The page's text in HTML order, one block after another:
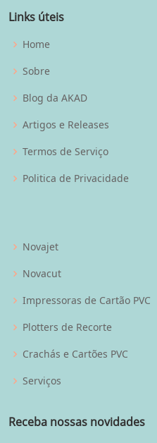
Links úteis
Home
Sobre
Blog da AKAD
Artigos e Releases
Termos de Serviço
Politica de Privacidade
Novajet
Novacut
Impressoras de Cartão PVC
Plotters de Recorte
Crachás e Cartões PVC
Serviços
Receba nossas novidades